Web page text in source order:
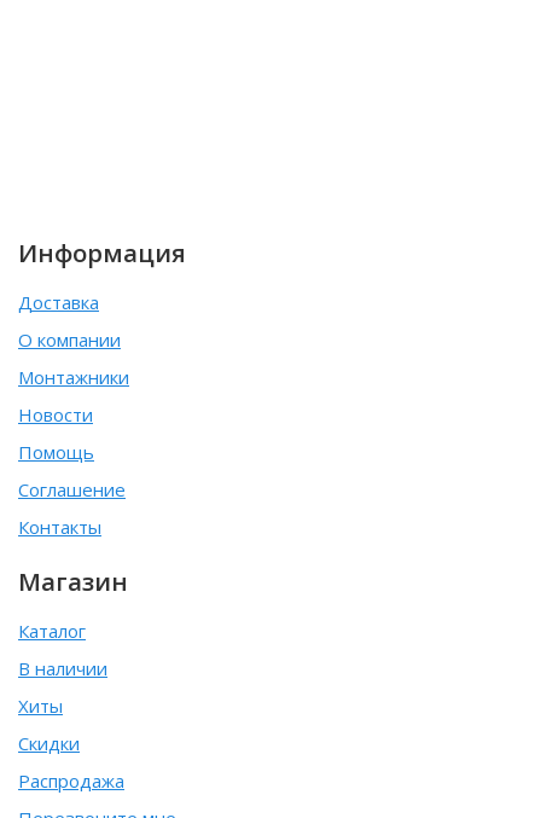
Информация
Доставка
О компании
Монтажники
Новости
Помощь
Соглашение
Контакты
Магазин
Каталог
В наличии
Хиты
Скидки
Распродажа